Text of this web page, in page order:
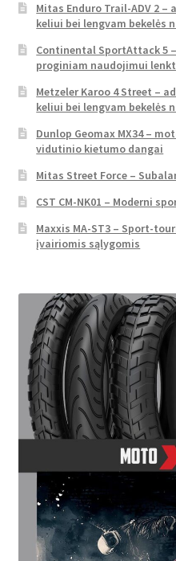
Mitas Enduro Trail-ADV 2
keliui bei lengvam bekelės
Continental SportAttack 5
proginiam naudojimui
Metzeler Karoo 4 Street –
keliui bei lengvam bekelės
Dunlop Geomax MX34 –
vidutinio kietumo dangai
Mitas Street Force –
CST CM-NK01 – Moderni
Maxxis MA-ST3 – Sport-
įvairiomis sąlygomis